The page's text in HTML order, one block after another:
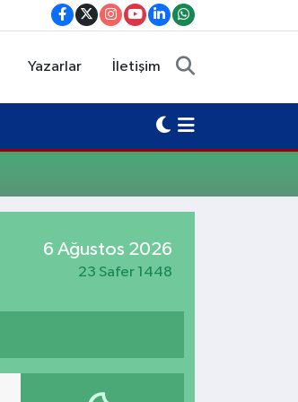
Yazarlar İletişim
6 Ağustos 2026
23 Safer 1448